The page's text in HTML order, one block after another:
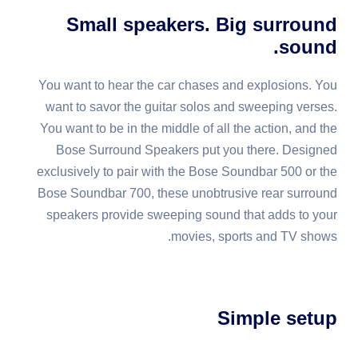
Small speakers. Big surround
sound.
You want to hear the car chases and explosions. You
want to savor the guitar solos and sweeping verses.
You want to be in the middle of all the action, and the
Bose Surround Speakers put you there. Designed
exclusively to pair with the Bose Soundbar 500 or the
Bose Soundbar 700, these unobtrusive rear surround
speakers provide sweeping sound that adds to your
movies, sports and TV shows.
Simple setup